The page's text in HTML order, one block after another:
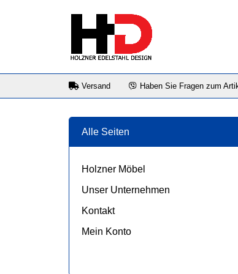
Versand Haben Sie Fragen zum
Alle Seiten
Holzner Möbel
Unser Unternehmen
Kontakt
Mein Konto